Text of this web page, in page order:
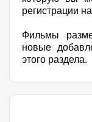
регистрации
Фильмы
новые
этого раздела.